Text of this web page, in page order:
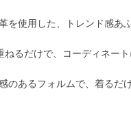
を使用した、トレンド感あ
ねるだけで、コーディネー
のあるフォルムで、着るだ